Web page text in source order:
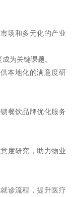
场和多元化的产业
为关键课题。
本地化的满意度研
餐饮品牌优化服务
度研究，助力物业
诊流程，提升医疗